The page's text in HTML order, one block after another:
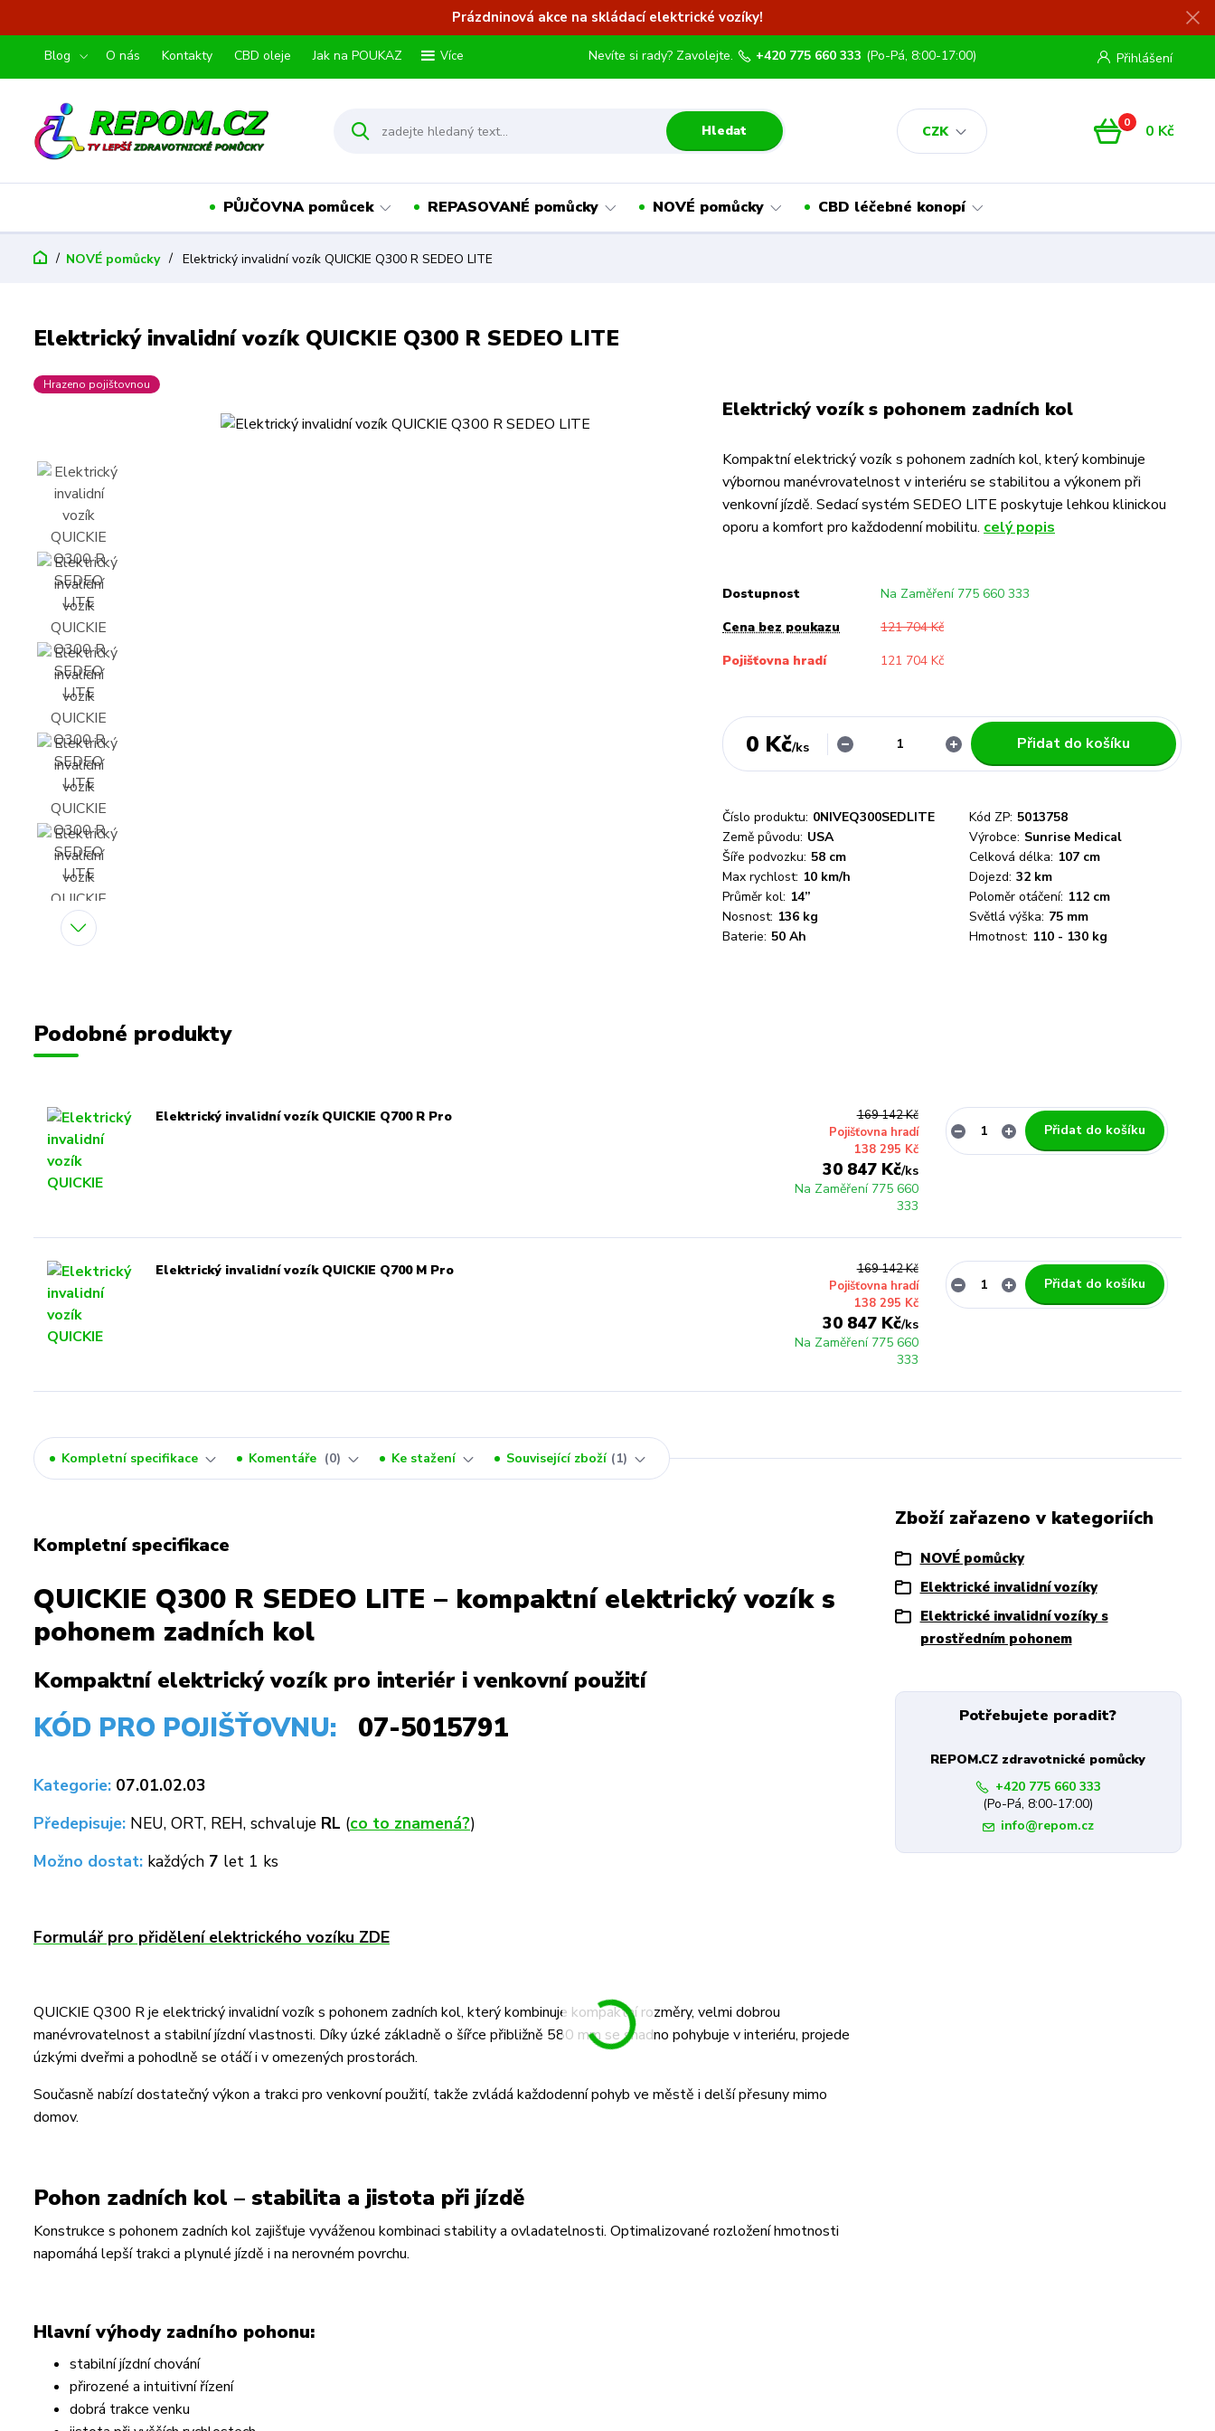
Prázdninová akce na skládací elektrické vozíky!
Blog O nás Kontakty CBD oleje Jak na POUKAZ Více
CZK
Přihlášení
Hledat
Nevíte si rady? Zavolejte. +420 775 660 333 (Po-Pá, 8:00-17:00)
0 0 Kč
PŮJČOVNA pomůcek REPASOVANÉ pomůcky NOVÉ pomůcky CBD léčebné konopí
NOVÉ pomůcky Elektrický invalidní vozík QUICKIE Q300 R SEDEO LITE
Elektrický invalidní vozík QUICKIE Q300 R SEDEO LITE
Hrazeno pojištovnou
Elektrický vozík s pohonem zadních kol
Kompaktní elektrický vozík s pohonem zadních kol, který kombinuje
výbornou manévrovatelnost v interiéru se stabilitou a výkonem při
venkovní jízdě. Sedací systém SEDEO LITE poskytuje lehkou klinickou
oporu a komfort pro každodenní mobilitu. celý popis
Dostupnost
Na Zaměření 775 660 333
Cena bez poukazu
121 704 Kč
Pojišťovna hradí
121 704 Kč
0 Kč/ks Přidat do košíku
Číslo produktu: 0NIVEQ300SEDLITE Kód ZP: 5013758
Země původu: USA Výrobce: Sunrise Medical
Šíře podvozku: 58 cm Celková délka: 107 cm
Max rychlost: 10 km/h Dojezd: 32 km
Průměr kol: 14” Poloměr otáčení: 112 cm
Nosnost: 136 kg Světlá výška: 75 mm
Baterie: 50 Ah Hmotnost: 110 - 130 kg
Podobné produkty
Elektrický invalidní vozík QUICKIE Q700 R Pro
169 142 Kč
Pojišťovna hradí
138 295 Kč
30 847 Kč/ks
Na Zaměření 775 660
333
Přidat do košíku
Elektrický invalidní vozík QUICKIE Q700 M Pro
169 142 Kč
Pojišťovna hradí
138 295 Kč
30 847 Kč/ks
Na Zaměření 775 660
333
Přidat do košíku
Kompletní specifikace Komentáře 0 Ke stažení Související zboží 1
Kompletní specifikace
QUICKIE Q300 R SEDEO LITE – kompaktní elektrický vozík s
pohonem zadních kol
Kompaktní elektrický vozík pro interiér i venkovní použití
KÓD PRO POJIŠŤOVNU: 07-5015791
Kategorie: 07.01.02.03
Předepisuje: NEU, ORT, REH, schvaluje RL (co to znamená?)
Možno dostat: každých 7 let 1 ks
Formulář pro přidělení elektrického vozíku ZDE
QUICKIE Q300 R je elektrický invalidní vozík s pohonem zadních kol, který kombinuje kompaktní rozměry, velmi dobrou
manévrovatelnost a stabilní jízdní vlastnosti. Díky úzké základně o šířce přibližně 580 mm se snadno pohybuje v interiéru, projede
úzkými dveřmi a pohodlně se otáčí i v omezených prostorách.
Současně nabízí dostatečný výkon a trakci pro venkovní použití, takže zvládá každodenní pohyb ve městě i delší přesuny mimo
domov.
Pohon zadních kol – stabilita a jistota při jízdě
Konstrukce s pohonem zadních kol zajišťuje vyváženou kombinaci stability a ovladatelnosti. Optimalizované rozložení hmotnosti
napomáhá lepší trakci a plynulé jízdě i na nerovném povrchu.
Hlavní výhody zadního pohonu:
stabilní jízdní chování
přirozené a intuitivní řízení
dobrá trakce venku
Zboží zařazeno v kategoriích
NOVÉ pomůcky
Elektrické invalidní vozíky
Elektrické invalidní vozíky s
prostředním pohonem
Potřebujete poradit?
REPOM.CZ zdravotnické pomůcky
+420 775 660 333
(Po-Pá, 8:00-17:00)
info@repom.cz